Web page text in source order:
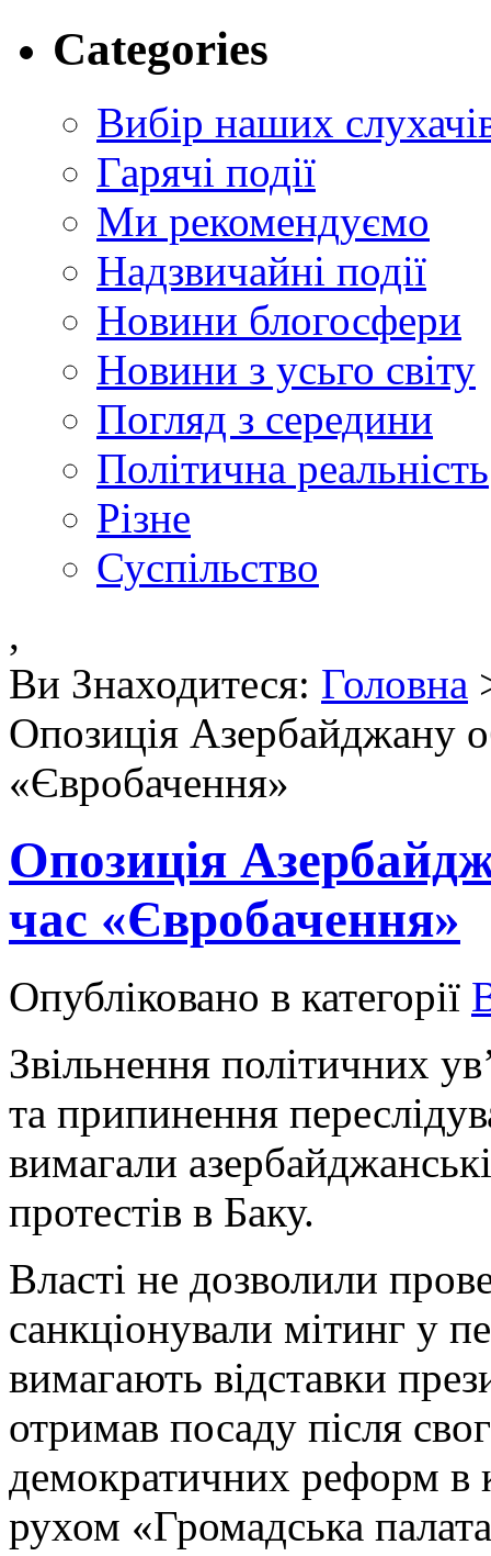
Categories
Вибір наших
Гарячі події
Ми рекомендуємо
Надзвичайні події
Новини блогосфери
Новини з усьго світу
Погляд з середини
Політична реальність
Різне
Суспільство
,
Ви Знаходитеся: Головна
Опозиція Азербайджану
«Євробачення»
Опозиція
час «Євробачення»
Опубліковано в категорії
Звільнення політичних
та припинення
вимагали
протестів в Баку.
Власті не дозволили
санкціонували мітинг у
вимагають відставки
отримав посаду після
демократичних реформ в
рухом «Громадська